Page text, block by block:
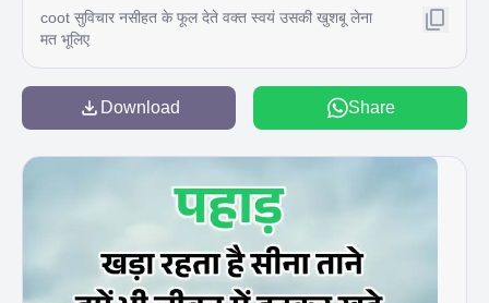
coot सुविचार नसीहत के फूल देते वक्त स्वयं उसकी खुशबू लेना
मत भूलिए
Download Share